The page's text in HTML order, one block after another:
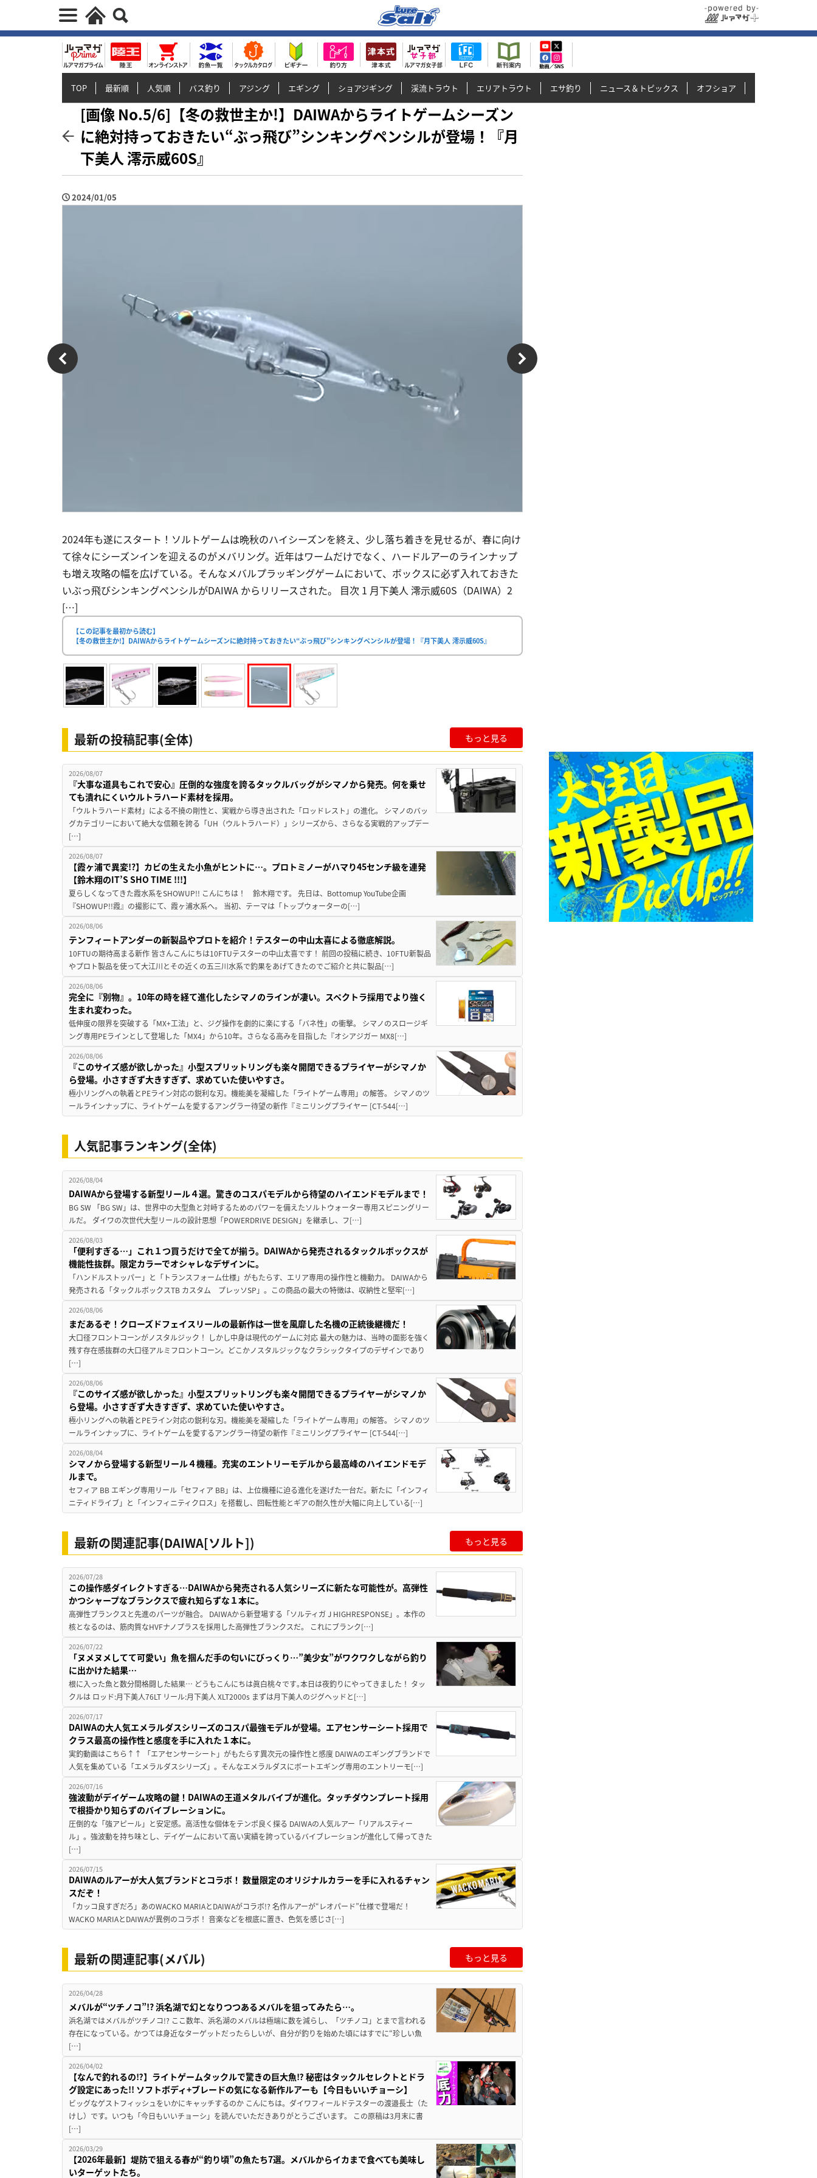
TOP 最新順 人気順 バス釣り アジング エギング ショアジギング 渓流トラウト エリアトラウト エサ釣り ニュース＆トピックス オフショア
[画像 No.5/6]【冬の救世主か!】DAIWAからライトゲームシーズン
に絶対持っておきたい“ぶっ飛び”シンキングペンシルが登場！『月
下美人 澪示威60S』
2024/01/05
2024年も遂にスタート！ソルトゲームは晩秋のハイシーズンを終え、少し落ち着きを見せるが、春に向け
て徐々にシーズンインを迎えるのがメバリング。近年はワームだけでなく、ハードルアーのラインナップ
も増え攻略の幅を広げている。そんなメバルプラッギングゲームにおいて、ボックスに必ず入れておきた
いぶっ飛びシンキングペンシルがDAIWA からリリースされた。 目次 1 月下美人 澪示威60S（DAIWA）2
[…]
【この記事を最初から読む】
【冬の救世主か!】DAIWAからライトゲームシーズンに絶対持っておきたい“ぶっ飛び”シンキングペンシルが登場！『月下美人 澪示威60S』
最新の投稿記事(全体) もっと見る
2026/08/07
『大事な道具もこれで安心』圧倒的な強度を誇るタックルバッグがシマノから発売。何を乗せ
ても潰れにくいウルトラハード素材を採用。
「ウルトラハード素材」による不撓の剛性と、実戦から導き出された「ロッドレスト」の進化。 シマノのバッ
グカテゴリーにおいて絶大な信頼を誇る「UH（ウルトラハード）」シリーズから、さらなる実戦的アップデー
[…]
2026/08/07
【霞ヶ浦で異変!?】カビの生えた小魚がヒントに…。プロトミノーがハマり45センチ級を連発
【鈴木翔のIT’S SHO TIME !!!】
夏らしくなってきた霞水系をSHOWUP!! こんにちは！ 鈴木翔です。 先日は、Bottomup YouTube企画
『SHOWUP!!霞』の撮影にて、霞ヶ浦水系へ。 当初、テーマは「トップウォーターの[…]
2026/08/06
テンフィートアンダーの新製品やプロトを紹介！テスターの中山太喜による徹底解説。
10FTUの期待高まる新作 皆さんこんにちは10FTUテスターの中山太喜です！ 前回の投稿に続き、10FTU新製品
やプロト製品を使って大江川とその近くの五三川水系で釣果をあげてきたのでご紹介と共に製品[…]
2026/08/06
完全に『別物』。10年の時を経て進化したシマノのラインが凄い。スペクトラ採用でより強く
生まれ変わった。
低伸度の限界を突破する「MX+工法」と、ジグ操作を劇的に楽にする「バネ性」の衝撃。 シマノのスロージギ
ング専用PEラインとして登場した「MX4」から10年。さらなる高みを目指した『オシアジガー MX8[…]
2026/08/06
『このサイズ感が欲しかった』小型スプリットリングも楽々開閉できるプライヤーがシマノか
ら登場。小さすぎず大きすぎず、求めていた使いやすさ。
極小リングへの執着とPEライン対応の鋭利な刃。機能美を凝縮した「ライトゲーム専用」の解答。 シマノのツ
ールラインナップに、ライトゲームを愛するアングラー待望の新作『ミニリングプライヤー [CT-544[…]
人気記事ランキング(全体)
2026/08/04
DAIWAから登場する新型リール４選。驚きのコスパモデルから待望のハイエンドモデルまで！
BG SW 「BG SW」は、世界中の大型魚と対峙するためのパワーを備えたソルトウォーター専用スピニングリー
ルだ。 ダイワの次世代大型リールの設計思想「POWERDRIVE DESIGN」を継承し、フ[…]
2026/08/03
「便利すぎる…」これ１つ買うだけで全てが揃う。DAIWAから発売されるタックルボックスが
機能性抜群。限定カラーでオシャレなデザインに。
「ハンドルストッパー」と「トランスフォーム仕様」がもたらす、エリア専用の操作性と機動力。 DAIWAから
発売される「タックルボックスTB カスタム プレッソSP」。この商品の最大の特徴は、収納性と堅牢[…]
2026/08/06
まだあるぞ！クローズドフェイスリールの最新作は一世を風靡した名機の正統後継機だ！
大口径フロントコーンがノスタルジック！ しかし中身は現代のゲームに対応 最大の魅力は、当時の面影を強く
残す存在感抜群の大口径アルミフロントコーン。どこかノスタルジックなクラシックタイプのデザインであり
[…]
2026/08/06
『このサイズ感が欲しかった』小型スプリットリングも楽々開閉できるプライヤーがシマノか
ら登場。小さすぎず大きすぎず、求めていた使いやすさ。
極小リングへの執着とPEライン対応の鋭利な刃。機能美を凝縮した「ライトゲーム専用」の解答。 シマノのツ
ールラインナップに、ライトゲームを愛するアングラー待望の新作『ミニリングプライヤー [CT-544[…]
2026/08/04
シマノから登場する新型リール４機種。充実のエントリーモデルから最高峰のハイエンドモデ
ルまで。
セフィア BB エギング専用リール「セフィア BB」は、上位機種に迫る進化を遂げた一台だ。新たに「インフィ
ニティドライブ」と「インフィニティクロス」を搭載し、回転性能とギアの耐久性が大幅に向上している[…]
最新の関連記事(DAIWA[ソルト]) もっと見る
2026/07/28
この操作感ダイレクトすぎる…DAIWAから発売される人気シリーズに新たな可能性が。高弾性
かつシャープなブランクスで疲れ知らずな１本に。
高弾性ブランクスと先進のパーツが融合。 DAIWAから新登場する「ソルティガ J HIGHRESPONSE」。本作の
核となるのは、筋肉質なHVFナノプラスを採用した高弾性ブランクスだ。 これにブランク[…]
2026/07/22
「ヌメヌメしてて可愛い」魚を掴んだ手の匂いにびっくり…”美少女”がワクワクしながら釣り
に出かけた結果…
根に入った魚と数分間格闘した結果… どうもこんにちは眞白桃々です｡本日は夜釣りにやってきました！ タッ
クルは ロッド:月下美人76LT リール:月下美人 XLT2000s まずは月下美人のジグヘッドと[…]
2026/07/17
DAIWAの大人気エメラルダスシリーズのコスパ最強モデルが登場。エアセンサーシート採用で
クラス最高の操作性と感度を手に入れた１本に。
実釣動画はこちら↑↑ 「エアセンサーシート」がもたらす異次元の操作性と感度 DAIWAのエギングブランドで
人気を集めている「エメラルダスシリーズ」。そんなエメラルダスにボートエギング専用のエントリーモ[…]
2026/07/16
強波動がデイゲーム攻略の鍵！DAIWAの王道メタルバイブが進化。タッチダウンプレート採用
で根掛かり知らずのバイブレーションに。
圧倒的な「強アピール」と安定感。高活性な個体をテンポ良く探る DAIWAの人気ルアー「リアルスティー
ル」。強波動を持ち味とし、デイゲームにおいて高い実績を誇っているバイブレーションが進化して帰ってきた
[…]
2026/07/15
DAIWAのルアーが大人気ブランドとコラボ！ 数量限定のオリジナルカラーを手に入れるチャン
スだぞ！
「カッコ良すぎだろ」あのWACKO MARIAとDAIWAがコラボ!? 名作ルアーが“レオパード”仕様で登場だ！
WACKO MARIAとDAIWAが異例のコラボ！ 音楽などを根底に置き、色気を感じさ[…]
最新の関連記事(メバル) もっと見る
2026/04/28
メバルが“ツチノコ”!? 浜名湖で幻となりつつあるメバルを狙ってみたら…。
浜名湖ではメバルがツチノコ!? ここ数年、浜名湖のメバルは極端に数を減らし、「ツチノコ」とまで言われる
存在になっている。かつては身近なターゲットだったらしいが、自分が釣りを始めた頃にはすでに“珍しい魚
[…]
2026/04/02
【なんで釣れるの⁉】ライトゲームタックルで驚きの巨大魚⁉ 秘密はタックルセレクトとドラ
グ設定にあった!! ソフトボディ+ブレードの気になる新作ルアーも【今日もいいチョーシ】
ビッグなゲストフィッシュをいかにキャッチするのか こんにちは。ダイワフィールドテスターの渡邉長士（た
けし）です。いつも「今日もいいチョーシ」を読んでいただきありがとうございます。 この原稿は3月末に書
[…]
2026/03/29
【2026年最新】堤防で狙える春が“釣り頃”の魚たち7選。メバルからイカまで食べても美味し
いターゲットたち。